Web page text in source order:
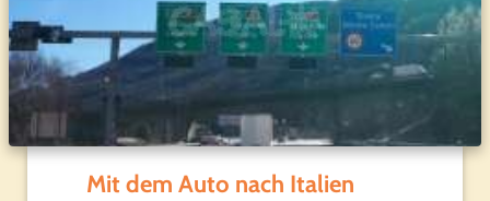
Mit dem Auto nach Italien